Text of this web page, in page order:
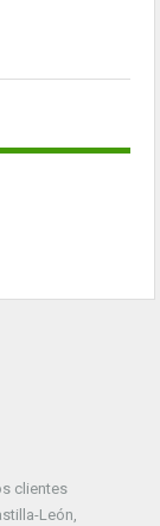
clientes
León,